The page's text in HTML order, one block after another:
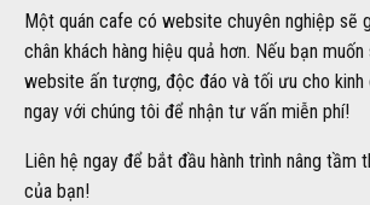
Một quán cafe có website chuyên nghiệp sẽ
chân khách hàng hiệu quả hơn. Nếu bạn
website ấn tượng, độc đáo và tối ưu cho kinh
ngay với chúng tôi để nhận tư vấn miễn phí!
Liên hệ ngay để bắt đầu hành trình nâng tầm
của bạn!